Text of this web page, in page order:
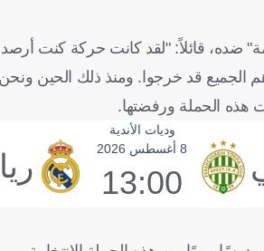
ضده، قائلاً: "لقد كانت حركة كنت
قد خرجوا. ومنذ ذلك الحين ونحن
هذه الحملة ورفضتها.
وديات الأندية
8 أغسطس 2026
13:00